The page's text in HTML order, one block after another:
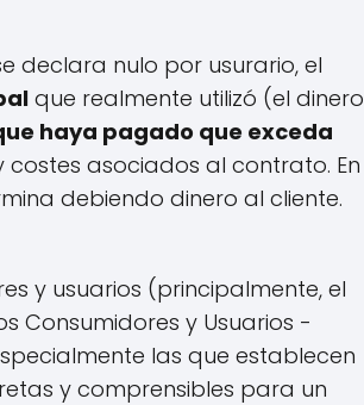
declara nulo por usurario, el
que realmente utilizó (el dinero
haya pagado que exceda
costes asociados al contrato. En
debiendo dinero al cliente.
y usuarios (principalmente, el
Consumidores y Usuarios -
las que establecen
y comprensibles para un